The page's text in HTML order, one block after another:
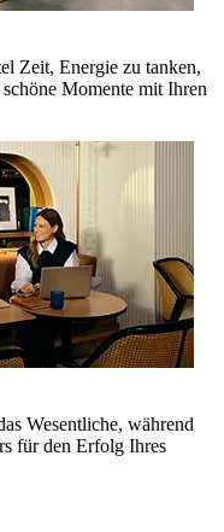
Zeit, Energie zu tanken,
Momente mit Ihren
Wesentliche, während
für den Erfolg Ihres